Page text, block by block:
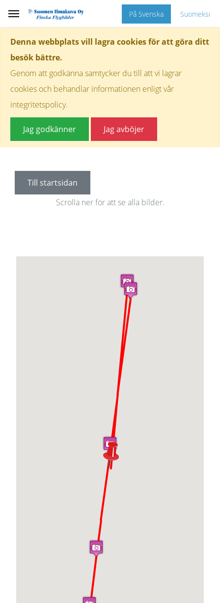
Denna webbplats vill lagra cookies för att göra ditt
besök bättre.
Genom att godkänna samtycker du till att vi lagrar
cookies och behandlar informationen enligt vår
integritetspolicy.
Jag godkänner Jag avböjer
På Svenska Suomeksi
Till startsidan
Scrolla ner för att se alla bilder.